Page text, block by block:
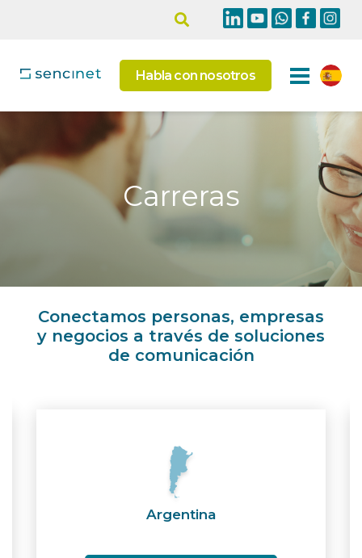
Habla con nosotros
Carreras
Conectamos personas, empresas
y negocios a través de soluciones
de comunicación
Argentina